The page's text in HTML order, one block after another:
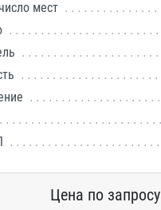
мест
Цена по запросу